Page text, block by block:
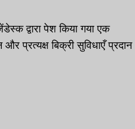
द्वारा पेश किया गया एक
प्रत्यक्ष बिक्री सुविधाएँ प्रदान
Tool